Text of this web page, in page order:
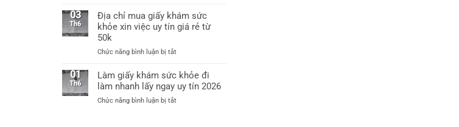
cấp
huyện
tín
sức
khỏe
khi
xin
việc
vụ
ship
giấy
sức
tận
nơi
03
Th6
Địa chỉ mua giấy khám sức
khỏe xin việc uy tín giá rẻ từ
50k
Chức năng bình luận bị tắtở
chỉ
giấy
khám
01
Th6
Làm giấy khám sức khỏe đi
làm nhanh lấy ngay uy tín 2026
Chức năng bình luận bị tắtở